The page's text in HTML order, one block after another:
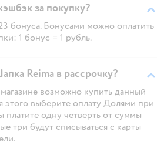
за покупку?
бонуса. Бонусами можно оплатить
1 бонус = 1 рубль.
Reima в рассрочку?
возможно купить данный
этого выберите оплату Долями при
платите одну четверть от суммы
три будут списываться с карты